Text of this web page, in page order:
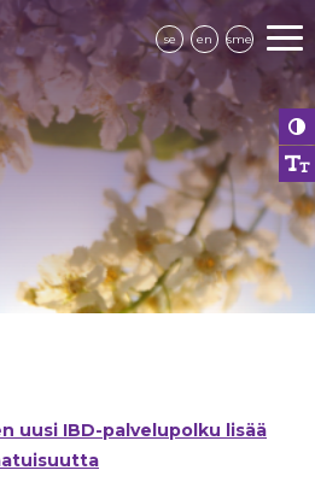
se en sme
uusi IBD-palvelupolku lisää